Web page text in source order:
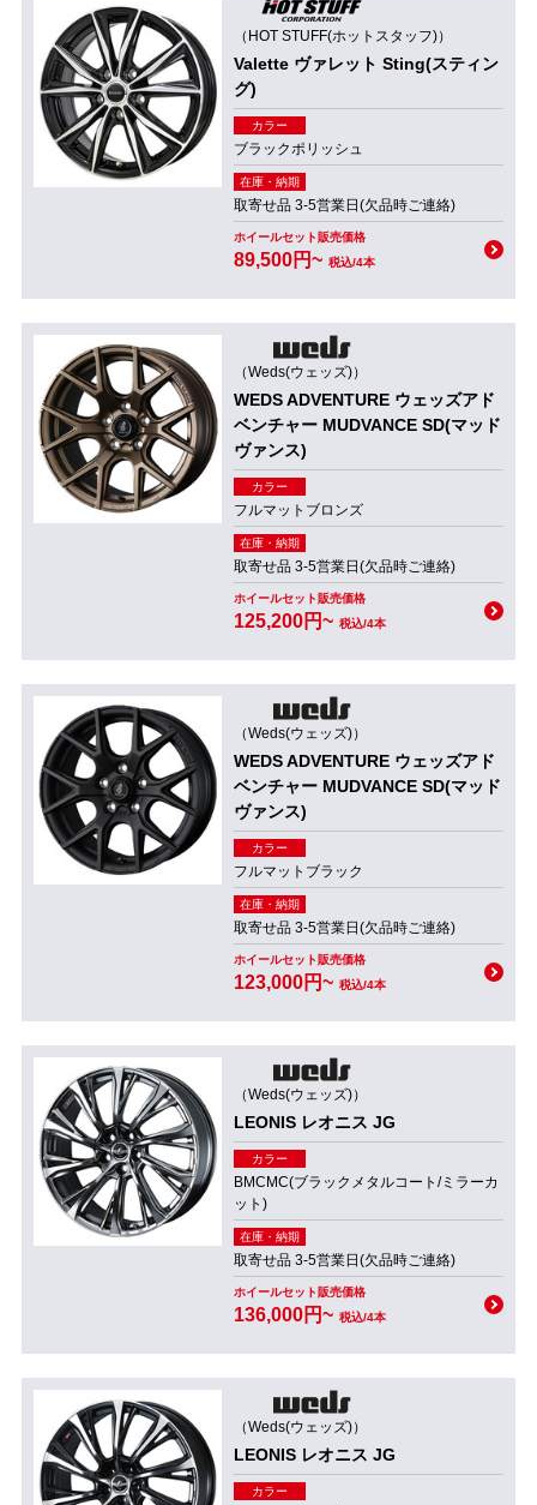
（HOT STUFF(ホットスタッフ)）
Valette ヴァレット Sting(スティン
グ)
カラー
ブラックポリッシュ
在庫・納期
取寄せ品 3-5営業日(欠品時ご連絡)
ホイールセット販売価格
89,500円~ 税込/4本
（Weds(ウェッズ)）
WEDS ADVENTURE ウェッズアド
ベンチャー MUDVANCE SD(マッド
ヴァンス)
カラー
フルマットブロンズ
在庫・納期
取寄せ品 3-5営業日(欠品時ご連絡)
ホイールセット販売価格
125,200円~ 税込/4本
（Weds(ウェッズ)）
WEDS ADVENTURE ウェッズアド
ベンチャー MUDVANCE SD(マッド
ヴァンス)
カラー
フルマットブラック
在庫・納期
取寄せ品 3-5営業日(欠品時ご連絡)
ホイールセット販売価格
123,000円~ 税込/4本
（Weds(ウェッズ)）
LEONIS レオニス JG
カラー
BMCMC(ブラックメタルコート/ミラーカ
ット)
在庫・納期
取寄せ品 3-5営業日(欠品時ご連絡)
ホイールセット販売価格
136,000円~ 税込/4本
（Weds(ウェッズ)）
LEONIS レオニス JG
カラー